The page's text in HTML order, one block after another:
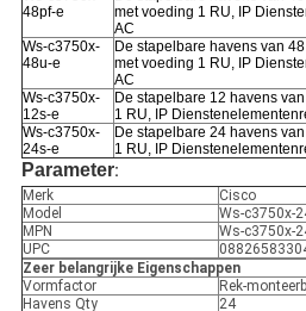
48pf-e
met voeding 1 RU, IP
AC
Ws-c3750x-
48u-e
De stapelbare havens van
met voeding 1 RU, IP
AC
Ws-c3750x-
12s-e
De stapelbare 12 havens
1 RU, IP
Ws-c3750x-
24s-e
De stapelbare 24 havens
1 RU, IP
Parameter:
Merk
Cisco
Model
Ws-c3750x-
MPN
Ws-c3750x-
UPC
Zeer belangrijke Eigenschappen
Vormfactor
Rek-
Havens Qty
24